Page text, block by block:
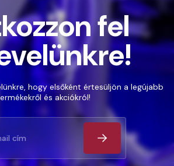
fel
hogy elsőként értesüljön a legújabb
és akciókról!